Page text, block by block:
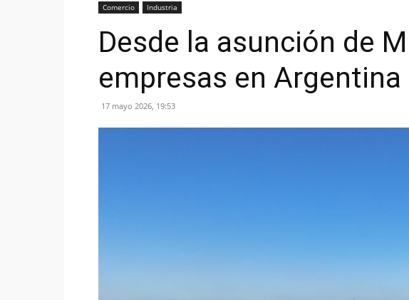
Comercio Industria
Desde la asunción de
empresas en Argentina
17 mayo 2026, 19:53